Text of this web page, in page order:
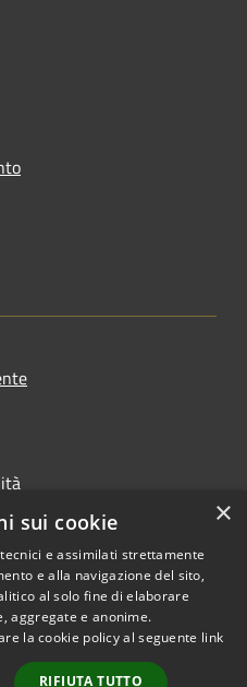
servizi
Copyright © 2026 • Comune di
Municipium• Accesso
×
sui cookie
e assimilati strettamente
e alla navigazione del sito,
al solo fine di elaborare
aggregate e anonime.
la cookie policy al seguente link
RIFIUTA TUTTO